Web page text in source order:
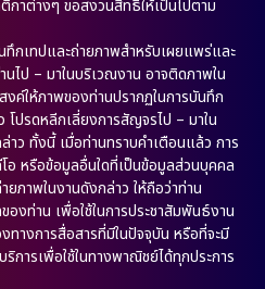
กาต่างๆ ขอสงวนสิทธิ์ให้เป็นไปตาม
ทึกเทปและถ่ายภาพสำหรับเผยแพร่และ
ไป – มาในบริเวณงาน อาจติดภาพใน
งค์ให้ภาพของท่านปรากฏในการบันทึก
โปรดหลีกเลี่ยงการสัญจรไป – มาใน
าว ทั้งนี้ เมื่อท่านทราบคำเตือนแล้ว การ
อ หรือข้อมูลอื่นใดที่เป็นข้อมูลส่วนบุคคล
ยภาพในงานดังกล่าว ให้ถือว่าท่าน
งท่าน เพื่อใช้ในการประชาสัมพันธ์งาน
างการสื่อสารที่มีในปัจจุบัน หรือที่จะมี
การเพื่อใช้ในทางพาณิชย์ได้ทุกประการ